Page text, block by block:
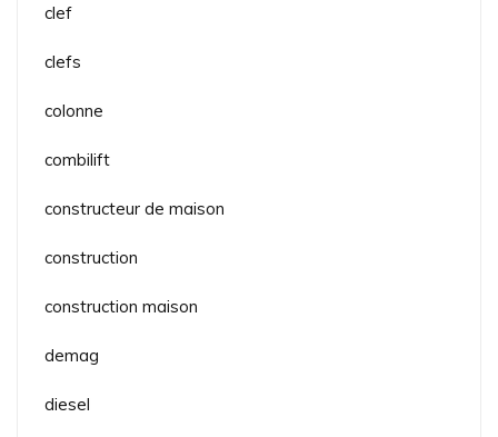
clef
clefs
colonne
combilift
constructeur de maison
construction
construction maison
demag
diesel